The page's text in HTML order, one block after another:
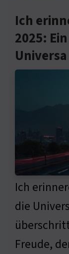
Ich
2025:
Universa
Ich
die
Freude,